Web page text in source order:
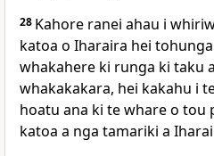
28 Kahore ranei ahau i
katoa o Iharaira hei
whakahere ki runga ki taku
whakakakara, hei kakahu i
hoatu ana ki te whare o tou
katoa a nga tamariki a